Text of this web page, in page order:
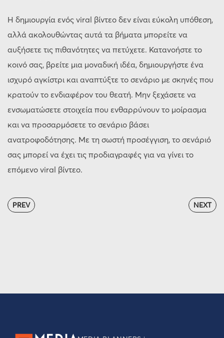
Η δημιουργία ενός viral βίντεο δεν είναι εύκολη υπόθεση,
αλλά ακολουθώντας αυτά τα βήματα μπορείτε να
αυξήσετε τις πιθανότητες να πετύχετε. Κατανοήστε το
κοινό σας, βρείτε μια μοναδική ιδέα, δημιουργήστε ένα
ισχυρό αγκίστρι και αναπτύξτε το σενάριο με σκηνές που
κρατούν το ενδιαφέρον του θεατή. Μην ξεχάσετε να
ενσωματώσετε στοιχεία που ενθαρρύνουν το μοίρασμα
και να προσαρμόσετε το σενάριο βάσει
ανατροφοδότησης. Με τη σωστή προσέγγιση, το σενάριό
σας μπορεί να έχει τις προδιαγραφές για να γίνει το
επόμενο viral βίντεο.
PREV NEXT